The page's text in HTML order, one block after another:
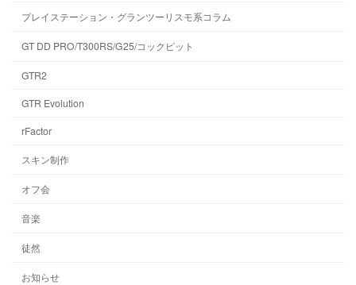
プレイステーション・グランツーリスモ系コラム
GT DD PRO/T300RS/G25/コックピット
GTR2
GTR Evolution
rFactor
スキン制作
オフ会
音楽
徒然
お知らせ